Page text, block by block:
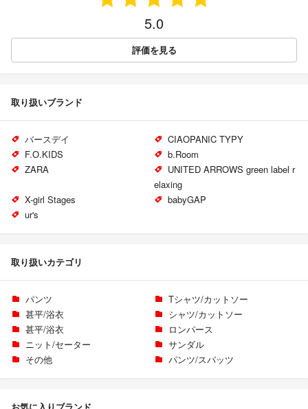
5.0
評価を見る
取り扱いブランド
バースデイ
CIAOPANIC TYPY
F.O.KIDS
b.Room
ZARA
UNITED ARROWS green label r
elaxing
X-girl Stages
babyGAP
ur's
取り扱いカテゴリ
パンツ
Tシャツ/カットソー
甚平/浴衣
シャツ/カットソー
甚平/浴衣
ロンパース
ニット/セーター
サンダル
その他
パンツ/スパッツ